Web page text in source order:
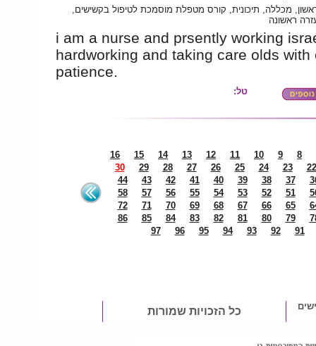
מכללה, תיכונית, קורס מטפלת מוסמכת לטיפול בקשישים,
ראשונה
i am a nurse and prsently working
hardworking and taking care olds with
patience.
טל:
8
9
10
11
12
13
14
15
16
22
23
24
25
26
27
28
29
30
37
38
39
40
41
42
43
44
51
52
53
54
55
56
57
58
65
66
67
68
69
70
71
72
79
80
81
82
83
84
85
86
91
92
93
94
95
96
97
כל הזכויות שמורות